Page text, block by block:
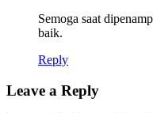
Semoga saat
baik.
Reply
Leave a Reply